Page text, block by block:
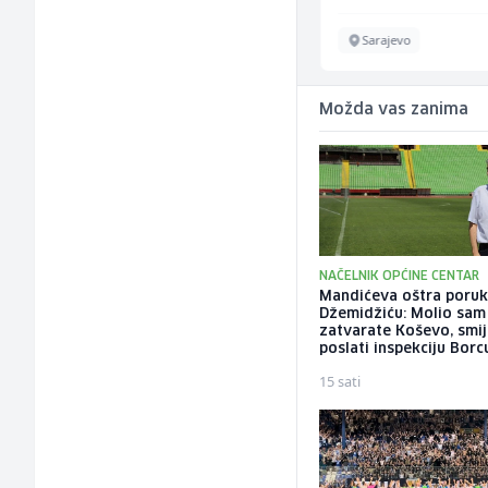
Sarajevo
Možda vas zanima
NAČELNIK OPĆINE CENTAR
Mandićeva oštra
Džemidžiću: Molio
zatvarate Koševo,
poslati inspekciju
15 sati